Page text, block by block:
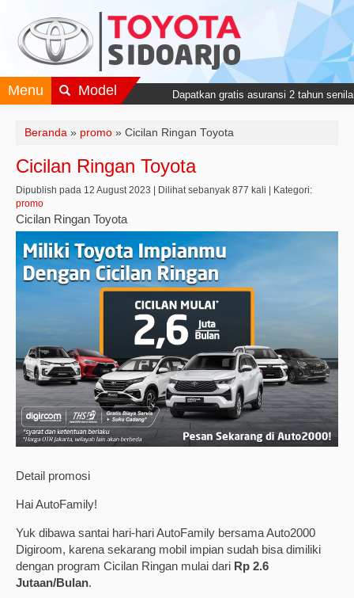
Dapatkan gratis asuransi 2 tahun
Menu Model
Beranda » promo » Cicilan Ringan Toyota
Cicilan Ringan Toyota
Dipublish pada 12 August 2023 | Dilihat sebanyak 877 kali | Kategori:
promo
Cicilan Ringan Toyota
Detail promosi
Hai AutoFamily!
Yuk dibawa santai hari-hari AutoFamily bersama Auto2000
Digiroom, karena sekarang mobil impian sudah bisa dimiliki
dengan program Cicilan Ringan mulai dari Rp 2.6
Jutaan/Bulan.